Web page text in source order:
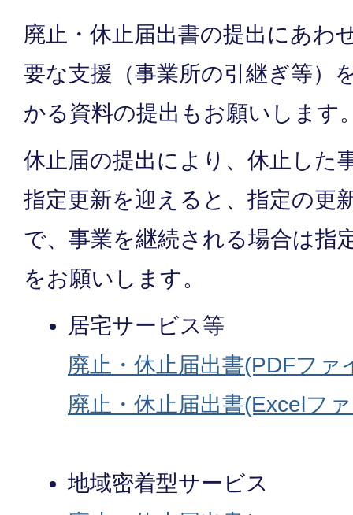
廃止・休止届出書の提出にあわ
要な支援（事業所の引継ぎ等）
かる資料の提出もお願いします
休止届の提出により、休止した
指定更新を迎えると、指定の更
で、事業を継続される場合は指
をお願いします。
居宅サービス等
廃止・休止届出書(PDFファ
廃止・休止届出書(Excelフ
地域密着型サービス